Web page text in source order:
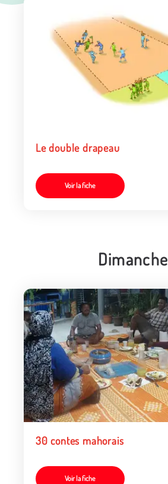
Le double drapeau
Voir la fiche
Dimanche
30 contes mahorais
Voir la fiche